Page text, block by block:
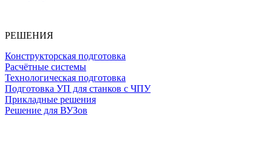
РЕШЕНИЯ
Конструкторская подготовка
Расчётные системы
Технологическая подготовка
Подготовка УП для станков с ЧПУ
Прикладные решения
Решение для ВУЗов